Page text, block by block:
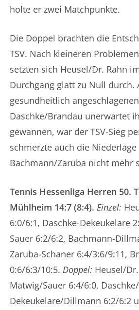
holte er zwei Matchpunkte.
Die Doppel brachten die
TSV. Nach kleineren
setzten sich Heusel/Dr. Rahn
Durchgang glatt zu Null durch.
gesundheitlich angeschlagenen
Daschke/Brandau unerwartet
gewannen, war der TSV-Sieg
schmerzte auch die Niederlage
Bachmann/Zaruba nicht mehr
Tennis Hessenliga Herren 50.
Mühlheim 14:7 (8:4). Einzel:
6:0/6:1, Daschke-Dekeukelare
Sauer 6:2/6:2, Bachmann-
Zaruba-Schaner 6:4/3:6/9:11,
0:6/6:3/10:5. Doppel: Heusel/
Matwig/Sauer 6:4/6:0,
Dekeukelare/Dillmann 6:2/6:2